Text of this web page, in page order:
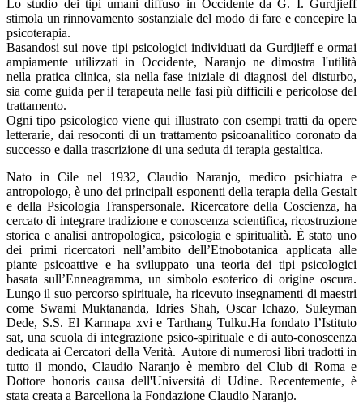
Lo studio dei tipi umani diffuso in Occidente da G. I. Gurdjieff
stimola un rinnovamento sostanziale del modo di fare e concepire la
psicoterapia.
Basandosi sui nove tipi psicologici individuati da Gurdjieff e ormai
ampiamente utilizzati in Occidente, Naranjo ne dimostra l'utilità
nella pratica clinica, sia nella fase iniziale di diagnosi del disturbo,
sia come guida per il terapeuta nelle fasi più difficili e pericolose del
trattamento.
Ogni tipo psicologico viene qui illustrato con esempi tratti da opere
letterarie, dai resoconti di un trattamento psicoanalitico coronato da
successo e dalla trascrizione di una seduta di terapia gestaltica.
Nato in Cile nel 1932, Claudio Naranjo, medico psichiatra e
antropologo, è uno dei principali esponenti della terapia della Gestalt
e della Psicologia Transpersonale. Ricercatore della Coscienza, ha
cercato di integrare tradizione e conoscenza scientifica, ricostruzione
storica e analisi antropologica, psicologia e spiritualità. È stato uno
dei primi ricercatori nell’ambito dell’Etnobotanica applicata alle
piante psicoattive e ha sviluppato una teoria dei tipi psicologici
basata sull’Enneagramma, un simbolo esoterico di origine oscura.
Lungo il suo percorso spirituale, ha ricevuto insegnamenti di maestri
come Swami Muktananda, Idries Shah, Oscar Ichazo, Suleyman
Dede, S.S. El Karmapa xvi e Tarthang Tulku.Ha fondato l’Istituto
sat, una scuola di integrazione psico-spirituale e di auto-conoscenza
dedicata ai Cercatori della Verità. Autore di numerosi libri tradotti in
tutto il mondo, Claudio Naranjo è membro del Club di Roma e
Dottore honoris causa dell'Università di Udine. Recentemente, è
stata creata a Barcellona la Fondazione Claudio Naranjo.